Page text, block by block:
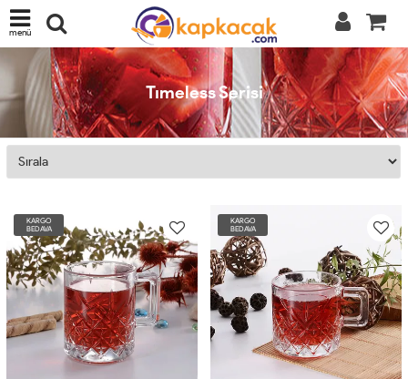
menü
Tımeless Serisi
KARGO
BEDAVA
KARGO
BEDAVA